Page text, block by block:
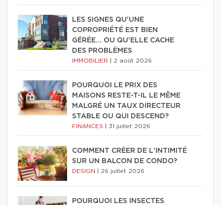
LES SIGNES QU'UNE
COPROPRIÉTÉ EST BIEN
GÉRÉE… OU QU'ELLE CACHE
DES PROBLÈMES
IMMOBILIER 2 août 2026
POURQUOI LE PRIX DES
MAISONS RESTE-T-IL LE MÊME
MALGRÉ UN TAUX DIRECTEUR
STABLE OU QUI DESCEND?
FINANCES 31 juillet 2026
COMMENT CRÉER DE L'INTIMITÉ
SUR UN BALCON DE CONDO?
DESIGN 26 juillet 2026
POURQUOI LES INSECTES